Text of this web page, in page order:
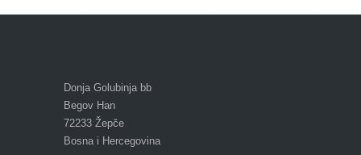
Donja Golubinja bb
Begov Han
72233 Žepče
Bosna i Hercegovina